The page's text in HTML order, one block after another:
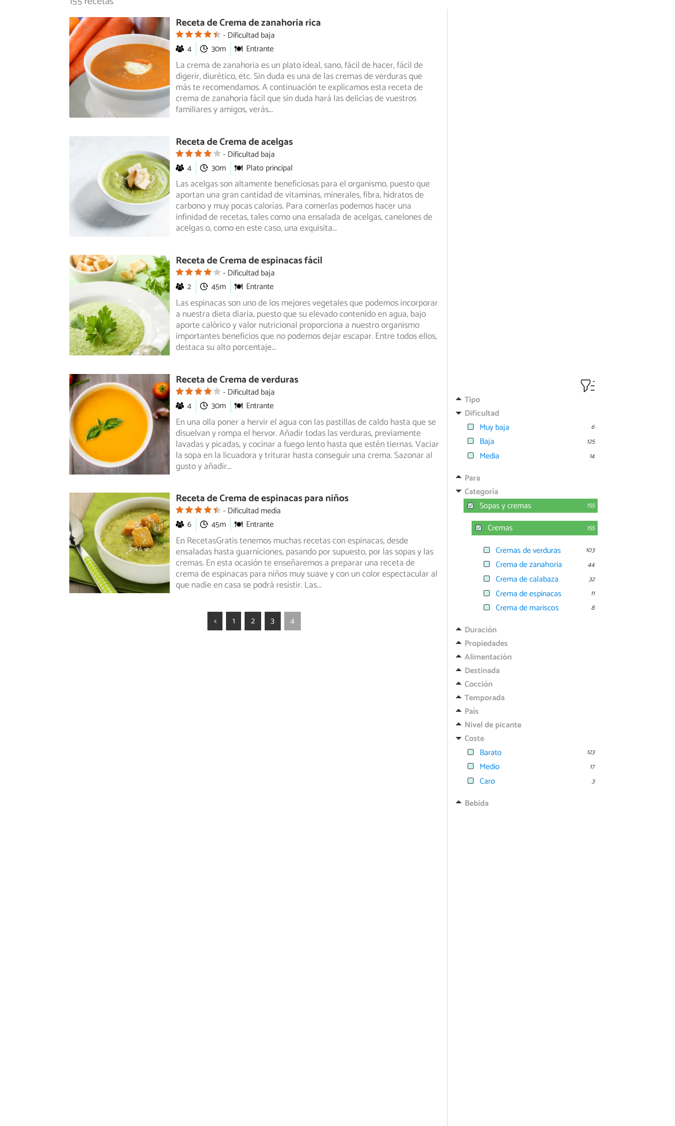
Receta de Crema de zanahoria rica
Dificultad baja
4
30m Entrante
La crema de zanahoria es un plato ideal, sano, fácil de hacer, fácil de
digerir, diurético, etc. Sin duda es una de las cremas de verduras que
más te recomendamos. A continuación te explicamos esta receta de
crema de zanahoria fácil que sin duda hará las delicias de vuestros
familiares y amigos, verás...
Receta de Crema de acelgas
Dificultad baja
4
30m Plato principal
Las acelgas son altamente beneficiosas para el organismo, puesto que
aportan una gran cantidad de vitaminas, minerales, fibra, hidratos de
carbonoy muy pocas calorías. Para comerlas podemos hacer una
infinidad de recetas, tales como una ensalada de acelgas, canelones de
acelgas o, como en este caso, una exquisita...
Receta de Crema de espinacas fácil
Dificultad baja
2
45m Entrante
Las espinacas son uno de los mejores vegetales que podemos incorporar
a nuestra dieta diaria, puesto que su elevado contenido en agua, bajo
aporte calórico y valor nutricional proporciona a nuestro organismo
importantes beneficios que no podemos dejar escapar. Entre todos ellos,
destaca su alto porcentaje...
Receta de Crema de verduras
Dificultad baja
4
30m Entrante
En una olla poner a hervir el agua con las pastillas de caldo hasta que se
disuelvan y rompa el hervor. Añadir todas las verduras, previamente
lavadas y picadas, y cocinar a fuego lento hasta que estén tiernas. Vaciar
la sopa en la licuadora y triturar hasta conseguir una crema. Sazonar al
gusto y añadir...
Receta de Crema de espinacas para niños
Dificultad media
6
45m Entrante
En RecetasGratis tenemos muchas recetas con espinacas, desde
ensaladas hasta guarniciones, pasando por supuesto, por las sopas y las
cremas.En esta ocasión te enseñaremos a preparar una receta de
crema de espinacas para niños muy suave y con un color espectacular al
que nadie en casa se podrá resistir. Las...
< 1 2 3 4
Tipo
Dificultad
Muy baja
6
Baja 125
Media 14
Para
Categoría
Sopas y cremas
155
Cremas 155
Cremas de verduras 103
Crema de zanahoria 44
Crema de calabaza 32
Crema de espinacas 11
Crema de mariscos 8
Duración
Propiedades
Alimentación
Destinada
Cocción
Temporada
País
Nivel de picante
Coste
Barato
123
Medio 17
Caro 3
Bebida